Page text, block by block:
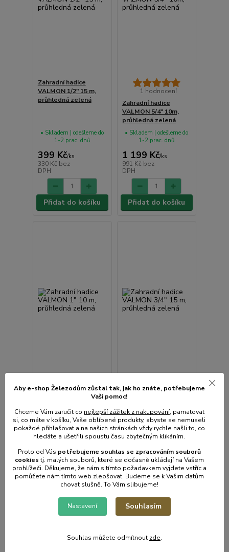
Zahradní hadice
VALMON 1/2" 15 m,
průhledná zelená
399 Kč/ks
330 Kč bez
DPH
• Skladem | odešleme do
1-2 prac. dnů
Přidat do košíku
1 hodnocení
Zahradní hadice
VALMON 5/4" 10m,
průhledná zelená
1 199 Kč/ks
991 Kč bez
DPH
• Skladem | odešleme do
1-2 prac. dnů
Přidat do košíku
Zahradní hadice
VALMON 1" 10 m,
699 Kč/ ks
578 Kčbez
DPH
• Skladem | odešleme do
1-2 prac. dnů
Přidat do košíku
1 hodnocení
VALMON 3/4" 15 m,
průhledná zelená
699 Kč/ ks
578 Kčbez
DPH
• Skladem | odešleme do
1-2 prac. dnů
Přidat do košíku
Aby e-shop Železodům zůstal tak, jak ho znáte, potřebujeme
Vaši pomoc!
Chceme Vám zaručit co nejlepší zážitek z nakupování, pamatovat
si, co máte v košíku, Vaše oblíbené produkty, abyste se nemuseli
pokaždé přihlašovat a na našich stránkách vždy rychle našli to, co
hledáte a ušetřili spoustu času zbytečným klikáním.
Proto od Vás potřebujeme souhlas se zpracováním souborů
cookiestj. malých souborů, které se dočasně ukládají na Vašem
prohlížeči. Děkujeme, že nám s tímto požadavkem vyjdete vstříc a
pomůžete nám tímto web zlepšovat. Budeme se k Vašim datům
chovat slušně. To Vám slibujeme!
Nastavení Souhlasím
Souhlas můžete odmítnout zde.